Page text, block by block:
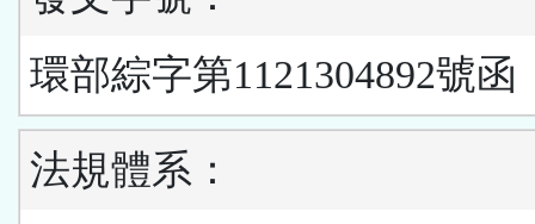
環部綜字第1121304892號函
法規體系：